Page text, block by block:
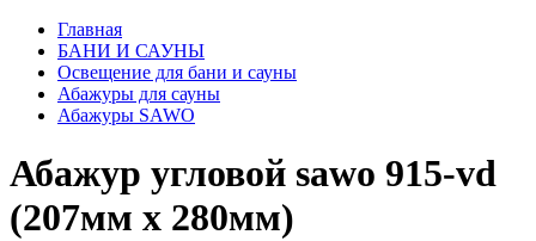
Главная
БАНИ И САУНЫ
Освещение для бани и сауны
Абажуры для сауны
Абажуры SAWO
Абажур угловой sawo 915-vd
(207мм х 280мм)